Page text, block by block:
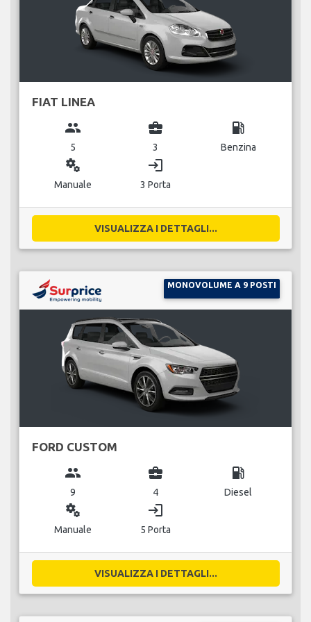
FIAT LINEA
group
5
business_center
3
local_gas_station
Benzina
miscellaneous_services
Manuale
login
3 Porta
VISUALIZZA I DETTAGLI...
MONOVOLUME A 9 POSTI
FORD CUSTOM
group
9
business_center
4
local_gas_station
Diesel
miscellaneous_services
Manuale
login
5 Porta
VISUALIZZA I DETTAGLI...